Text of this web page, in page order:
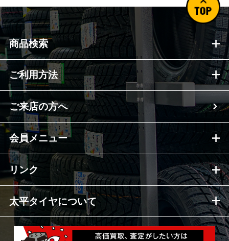
商品検索
ご利用方法
ご来店の方へ
会員メニュー
リンク
太平タイヤについて